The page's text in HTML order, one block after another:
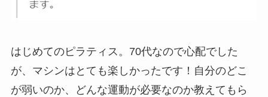
はじめてのピラティス。70代なので心配でした
が、マシンはとても楽しかったです！自分のどこ
が弱いのか、どんな運動が必要なのか教えてもら